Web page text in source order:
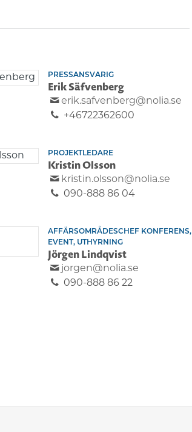
PRESSANSVARIG
Erik Säfvenberg
erik.safvenberg@nolia.se
+46722362600
PROJEKTLEDARE
Kristin Olsson
kristin.olsson@nolia.se
090-888 86 04
AFFÄRSOMRÅDESCHEF KONFERENS,
EVENT, UTHYRNING
Jörgen Lindqvist
jorgen@nolia.se
090-888 86 22